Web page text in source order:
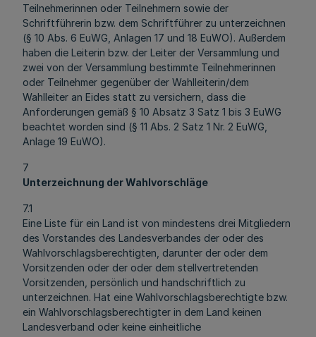
Teilnehmerinnen oder Teilnehmern sowie der
Schriftführerin bzw. dem Schriftführer zu unterzeichnen
(§ 10 Abs. 6 EuWG, Anlagen 17 und 18 EuWO). Außerdem
haben die Leiterin bzw. der Leiter der Versammlung und
zwei von der Versammlung bestimmte Teilnehmerinnen
oder Teilnehmer gegenüber der Wahlleiterin/dem
Wahlleiter an Eides statt zu versichern, dass die
Anforderungen gemäß § 10 Absatz 3 Satz 1 bis 3 EuWG
beachtet worden sind (§ 11 Abs. 2 Satz 1 Nr. 2 EuWG,
Anlage 19 EuWO).
7
Unterzeichnung der Wahlvorschläge
7.1
Eine Liste für ein Land ist von mindestens drei Mitgliedern
des Vorstandes des Landesverbandes der oder des
Wahlvorschlagsberechtigten, darunter der oder dem
Vorsitzenden oder der oder dem stellvertretenden
Vorsitzenden, persönlich und handschriftlich zu
unterzeichnen. Hat eine Wahlvorschlagsberechtigte bzw.
ein Wahlvorschlagsberechtigter in dem Land keinen
Landesverband oder keine einheitliche